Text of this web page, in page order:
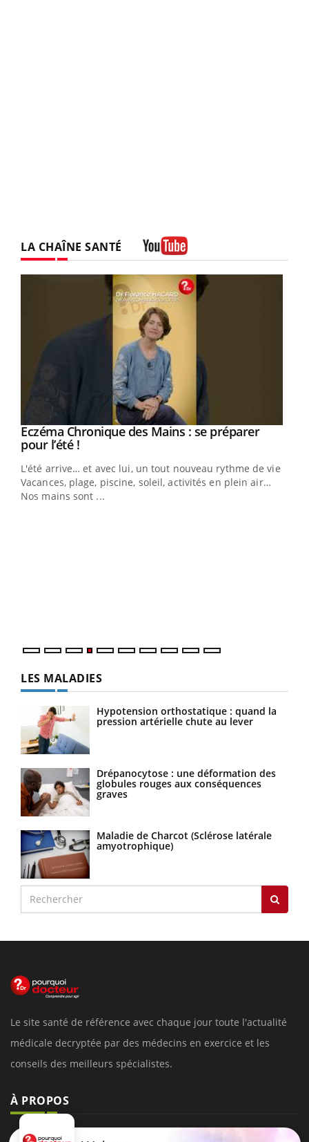
LA CHAÎNE SANTÉ
Youtube
Eczéma Chronique des Mains : se préparer
pour l’été !Youtube
L'été arrive… et avec lui, un tout nouveau rythme de vie !
Vacances, plage, piscine, soleil, activités en plein air…
Nos mains sont ...
LES MALADIES
Hypotension orthostatique : quand la
pression artérielle chute au lever
Drépanocytose : une déformation des
globules rouges aux conséquences
graves
Maladie de Charcot (Sclérose latérale
amyotrophique)
Le site santé de référence avec chaque jour toute l'actualité
médicale decryptée par des médecins en exercice et les
conseils des meilleurs spécialistes.
À PROPOS
Données personnelles et cookies